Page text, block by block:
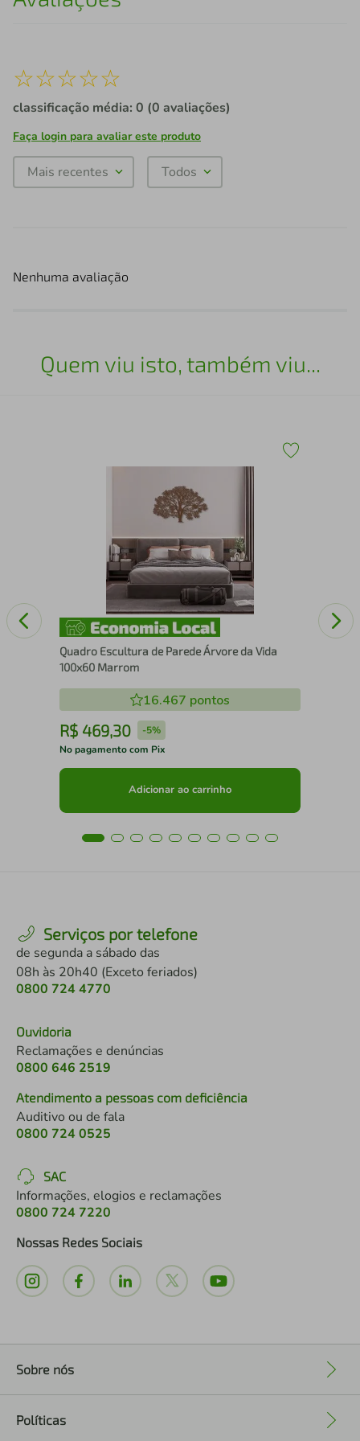
☆☆☆☆☆
classificação média: 0 (0 avaliações)
Faça login para avaliar este produto
Mais recentes Todos
Nenhuma avaliação
Quem viu isto, também viu...
Quadro Escultura de Parede Árvore da Vida
100x60 Marrom
16.467 pontos
R$ 469,30 -5%
No pagamento com Pix
Adicionar ao carrinho
Serviços por telefone
de segunda a sábado das
08h às 20h40 (Exceto feriados)
0800 724 4770
Ouvidoria
Reclamações e denúncias
0800 646 2519
Atendimento a pessoas com deficiência
Auditivo ou de fala
0800 724 0525
SAC
Informações, elogios e reclamações
0800 724 7220
Nossas Redes Sociais
Sobre nós
Políticas